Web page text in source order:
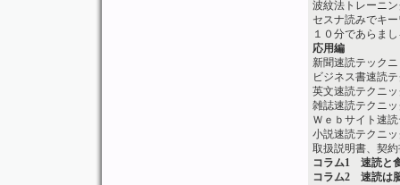
波紋法トレーニン
セスナ読みでキ
１０分であらま
応用編
新聞速読テック
ビジネス書速読
英文速読テクニッ
雑誌速読テクニッ
Ｗｅｂサイト速
小説速読テクニッ
取扱説明書、契
コラム1 速読と
コラム2 速読は